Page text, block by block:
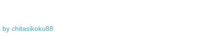
by chitasikoku88